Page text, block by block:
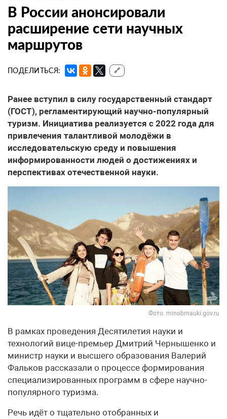
В России анонсировали
расширение сети научных
маршрутов
ПОДЕЛИТЬСЯ: 🔗
Ранее вступил в силу государственный стандарт
(ГОСТ), регламентирующий научно-популярный
туризм. Инициатива реализуется с 2022 года для
привлечения талантливой молодёжи в
исследовательскую среду и повышения
информированности людей о достижениях и
перспективах отечественной науки.
Фото: minobrnauki.gov.ru
В рамках проведения Десятилетия науки и
технологий вице-премьер Дмитрий Чернышенко и
министр науки и высшего образования Валерий
Фальков рассказали о процессе формирования
специализированных программ в сфере научно-
популярного туризма.
Речь идёт о тщательно отобранных и